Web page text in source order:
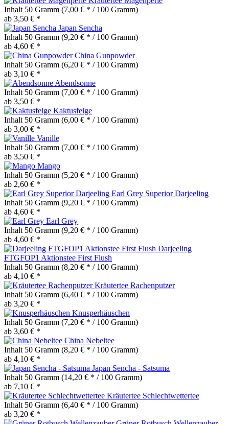
Inhalt 50 Gramm (7,00 € * / 100 Gramm)
ab 3,50 € *
Japan Sencha
Inhalt 50 Gramm (9,20 € * / 100 Gramm)
ab 4,60 € *
China Gunpowder
Inhalt 50 Gramm (6,20 € * / 100 Gramm)
ab 3,10 € *
Abendsonne
Inhalt 50 Gramm (7,00 € * / 100 Gramm)
ab 3,50 € *
Kaktusfeige
Inhalt 50 Gramm (6,00 € * / 100 Gramm)
ab 3,00 € *
Vanille
Inhalt 50 Gramm (7,00 € * / 100 Gramm)
ab 3,50 € *
Mango
Inhalt 50 Gramm (5,20 € * / 100 Gramm)
ab 2,60 € *
Earl Grey Superior Darjeeling
Inhalt 50 Gramm (9,20 € * / 100 Gramm)
ab 4,60 € *
Earl Grey
Inhalt 50 Gramm (9,20 € * / 100 Gramm)
ab 4,60 € *
Darjeeling
FTGFOP1 Aktionstee First Flush
Inhalt 50 Gramm (8,20 € * / 100 Gramm)
ab 4,10 € *
Kräutertee Rachenputzer
Inhalt 50 Gramm (6,40 € * / 100 Gramm)
ab 3,20 € *
Knusperhäuschen
Inhalt 50 Gramm (7,20 € * / 100 Gramm)
ab 3,60 € *
China Nebeltee
Inhalt 50 Gramm (8,20 € * / 100 Gramm)
ab 4,10 € *
Japan Sencha - Satsuma
Inhalt 50 Gramm (14,20 € * / 100 Gramm)
ab 7,10 € *
Kräutertee Schlechtwettertee
Inhalt 50 Gramm (6,40 € * / 100 Gramm)
ab 3,20 € *